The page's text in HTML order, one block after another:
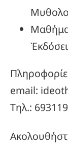
email:
Τηλ.: